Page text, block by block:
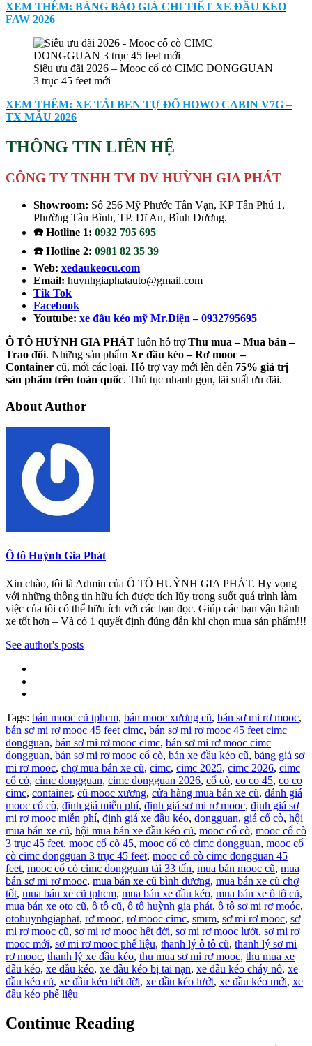
XEM THÊM: BẢNG BÁO GIÁ CHI TIẾT XE ĐẦU KÉO
FAW 2026
Siêu ưu đãi 2026 – Mooc cổ cò CIMC DONGGUAN
3 trục 45 feet mới
XEM THÊM: XE TẢI BEN TỰ ĐỔ HOWO CABIN V7G –
TX MẪU 2026
THÔNG TIN LIÊN HỆ
CÔNG TY TNHH TM DV HUỲNH GIA PHÁT
Showroom: Số 256 Mỹ Phước Tân Vạn, KP Tân Phú 1,
Phường Tân Bình, TP. Dĩ An, Bình Dương.
☎️ Hotline 1: 0932 795 695
☎️ Hotline 2: 0981 82 35 39
Web: xedaukeocu.com
Email: huynhgiaphatauto@gmail.com
Tik Tok
Facebook
Youtube: xe đầu kéo mỹ Mr.Diện – 0932795695
Ô TÔ HUỲNH GIA PHÁT luôn hỗ trợThu mua – Mua bán –
Trao đổi. Những sản phẩm Xe đầu kéo – Rơ mooc –
Container cũ, mới các loại. Hỗ trợ vay mới lên đến 75% giá trị
sản phẩm trên toàn quốc. Thủ tục nhanh gọn, lãi suất ưu đãi.
About Author
Ô tô Huỳnh Gia Phát
Xin chào, tôi là Admin của Ô TÔ HUỲNH GIA PHÁT. Hy vọng
với những thông tin hữu ích được tích lũy trong suốt quá trình làm
việc của tôi có thể hữu ích với các bạn đọc. Giúp các bạn vận hành
xe tốt hơn – Và có 1 quyết định đúng đắn khi chọn mua sản phẩm!!!
See author's posts
Tags: bán mooc cũ tphcm, bán mooc xương cũ, bán sơ mi rơ mooc,
bán sơ mi rơ mooc 45 feet cimc, bán sơ mi rơ mooc 45 feet cimc
dongguan, bán sơ mi rơ mooc cimc, bán sơ mi rơ mooc cimc
dongguan, bán sơ mi rơ mooc cổ cò, bán xe đầu kéo cũ, bảng giá sơ
mi rơ mooc, chợ mua bán xe cũ, cimc, cimc 2025, cimc 2026, cimc
cổ cò, cimc dongguan, cimc dongguan 2026, cổ cò, co co 45, co co
cimc, container, cũ mooc xương, cửa hàng mua bán xe cũ, đánh giá
mooc cổ cò, định giá miễn phí, định giá sơ mi rơ mooc, định giá sơ
mi rơ mooc miễn phí, định giá xe đầu kéo, dongguan, giá cổ cò, hội
mua bán xe cũ, hội mua bán xe đầu kéo cũ, mooc cổ cò, mooc cổ cò
3 trục 45 feet, mooc cổ cò 45, mooc cổ cò cimc dongguan, mooc cổ
cò cimc dongguan 3 trục 45 feet, mooc cổ cò cimc dongguan 45
feet, mooc cổ cò cimc dongguan tải 33 tấn, mua bán mooc cũ, mua
bán sơ mi rơ mooc, mua bán xe cũ bình dương, mua bán xe cũ chợ
tốt, mua bán xe cũ tphcm, mua bán xe đầu kéo, mua bán xe ô tô cũ,
mua bán xe oto cũ, ô tô cũ, ô tô huỳnh gia phát, ô tô sơ mi rơ moóc,
otohuynhgiaphat, rơ mooc, rơ mooc cimc, smrm, sơ mi rơ mooc, sơ
mi rơ mooc cũ, sơ mi rơ mooc hết đời, sơ mi rơ mooc lướt, sơ mi rơ
mooc mới, sơ mi rơ mooc phế liệu, thanh lý ô tô cũ, thanh lý sơ mi
rơ mooc, thanh lý xe đầu kéo, thu mua sơ mi rơ mooc, thu mua xe
đầu kéo, xe đầu kéo, xe đầu kéo bị tai nạn, xe đầu kéo cháy nổ, xe
đầu kéo cũ, xe đầu kéo hết đời, xe đầu kéo lướt, xe đầu kéo mới, xe
đầu kéo phế liệu
Continue Reading